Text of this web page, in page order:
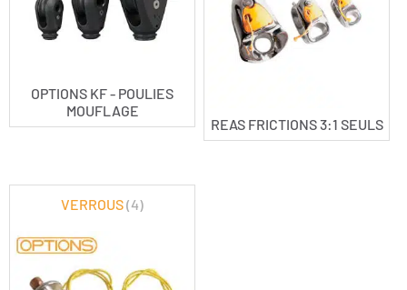
OPTIONS KF - POULIES
MOUFLAGE
REAS FRICTIONS 3:1 SEULS
VERROUS(4)